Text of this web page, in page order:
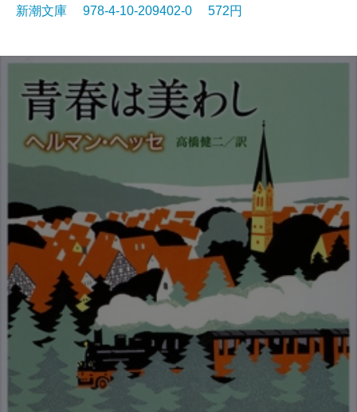
新潮文庫 978-4-10-209402-0 572円